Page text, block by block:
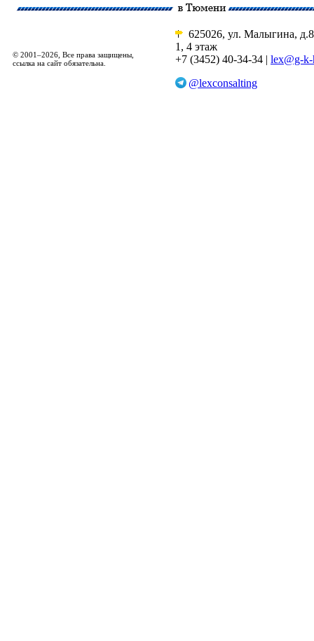
© 2001–2026, Все права защищены,
ссылка на сайт обязательна.
625026, ул. Малыгина,
1, 4 этаж
+7 (3452) 40-34-34 | lex@g-
@lexconsalting